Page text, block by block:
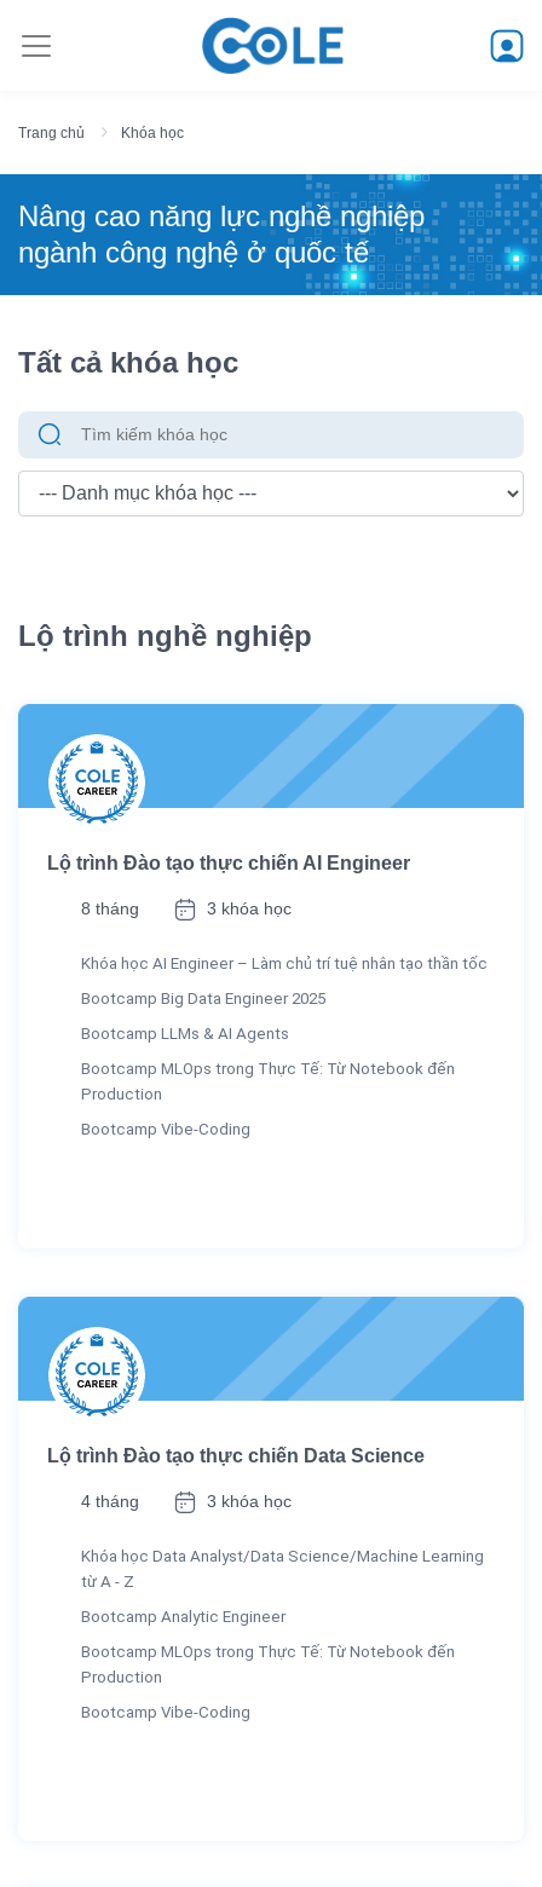
Trang chủ Khóa học
Nâng cao năng lực nghề nghiệp
ngành công nghệ ở quốc tế
Tất cả khóa học
Lộ trình nghề nghiệp
Lộ trình Đào tạo thực chiến AI Engineer
8 tháng 3 khóa học
Khóa học AI Engineer – Làm chủ trí tuệ nhân tạo thần tốc
Bootcamp Big Data Engineer 2025
Bootcamp LLMs & AI Agents
Bootcamp MLOps trong Thực Tế: Từ Notebook đến
Production
Bootcamp Vibe-Coding
Lộ trình Đào tạo thực chiến Data Science
4 tháng 3 khóa học
Khóa học Data Analyst/Data Science/Machine Learning
từ A - Z
Bootcamp Analytic Engineer
Bootcamp MLOps trong Thực Tế: Từ Notebook đến
Production
Bootcamp Vibe-Coding